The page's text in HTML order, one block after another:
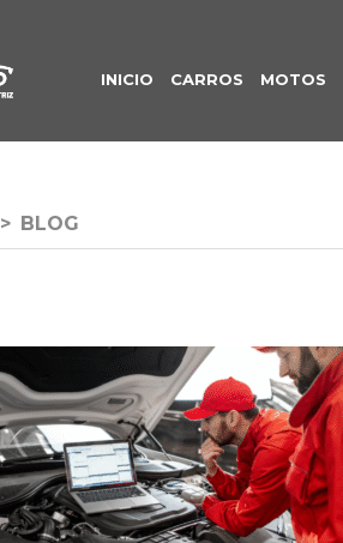
INICIO CARROS MOTOS
> BLOG